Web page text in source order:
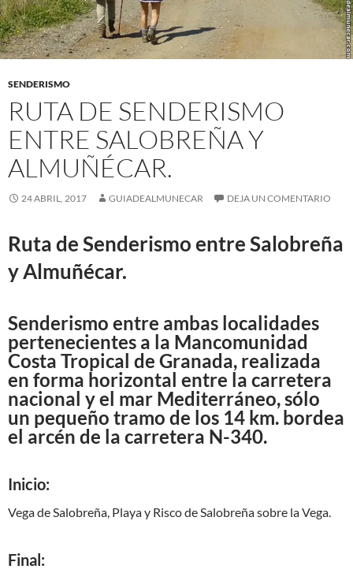
SENDERISMO
RUTA DE SENDERISMO
ENTRE SALOBREÑA Y
ALMUÑÉCAR.
24 ABRIL, 2017 GUIADEALMUNECAR DEJA UN COMENTARIO
Ruta de Senderismo entre Salobreña
y Almuñécar.
Senderismo entre ambas localidades
pertenecientes a la Mancomunidad
Costa Tropical de Granada, realizada
en forma horizontal entre la carretera
nacional y el mar Mediterráneo, sólo
un pequeño tramo de los 14 km. bordea
el arcén de la carretera N-340.
Inicio:
Vega de Salobreña, Playa y Risco de Salobreña sobre la Vega.
Final: